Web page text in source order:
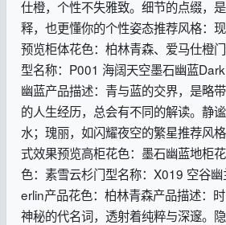
仕橙，个性不失雅致。细节的点缀，
释，也更懂你的个性姿态推荐风格：
预览柜体花色：柏林青森、爱马仕橙
型名称：P001 海阔天空墨石幽蓝
幽蓝产品描述：青与蓝的交界，是略
的人生经历，总会有不同的解读。静
水；瑰丽，如闪耀夜空的繁星推荐风
式效果预览高柜花色：墨石幽蓝地柜
色：素雪云杉门型名称：X019 空谷
erlin产品花色：柏林青森产品描述：时
神秘的代名词，透射着纯粹与深邃。